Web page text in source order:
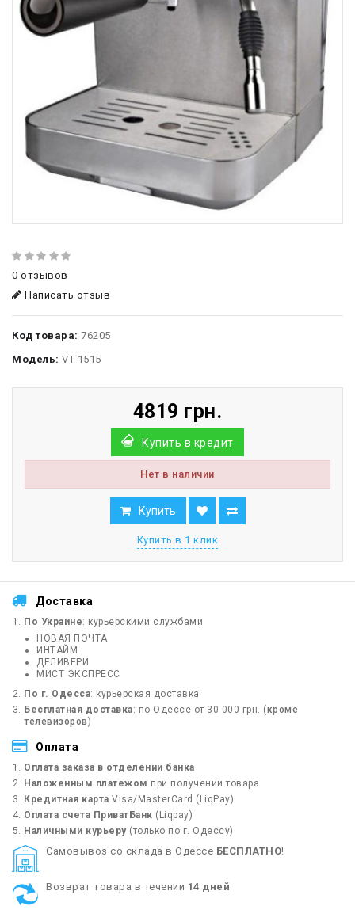
0 отзывов
Написать отзыв
Код товара: 76205
Модель: VT-1515
4819 грн.
Купить в кредит
Нет в наличии
Купить
Купить в 1 клик
Доставка
По Украине: курьерскими службами
НОВАЯ ПОЧТА
ИНТАЙМ
ДЕЛИВЕРИ
МИСТ ЭКСПРЕСС
По г. Одесса: курьерская доставка
Бесплатная доставка: по Одессе от 30 000 грн. (кроме
телевизоров)
Оплата
Оплата заказа в отделении банка
Наложенным платежом при получении товара
Кредитная карта Visa/MasterCard (LiqPay)
Оплата счета ПриватБанк (Liqpay)
Наличными курьеру(только по г. Одессу)
Cамовывоз со склада в Одессе БЕСПЛАТНО!
Возврат товара в течении 14 дней